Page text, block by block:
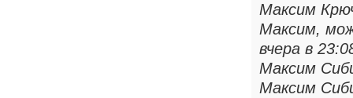
Максим
Максим,
вчера в
Максим
Максим